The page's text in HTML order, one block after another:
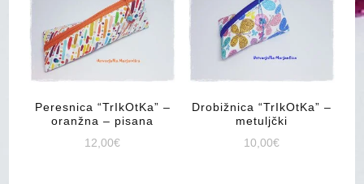
Peresnica “TrIkOtKa” –
oranžna – pisana
12,00€
Drobižnica “TrIkOtKa” –
metuljčki
10,00€